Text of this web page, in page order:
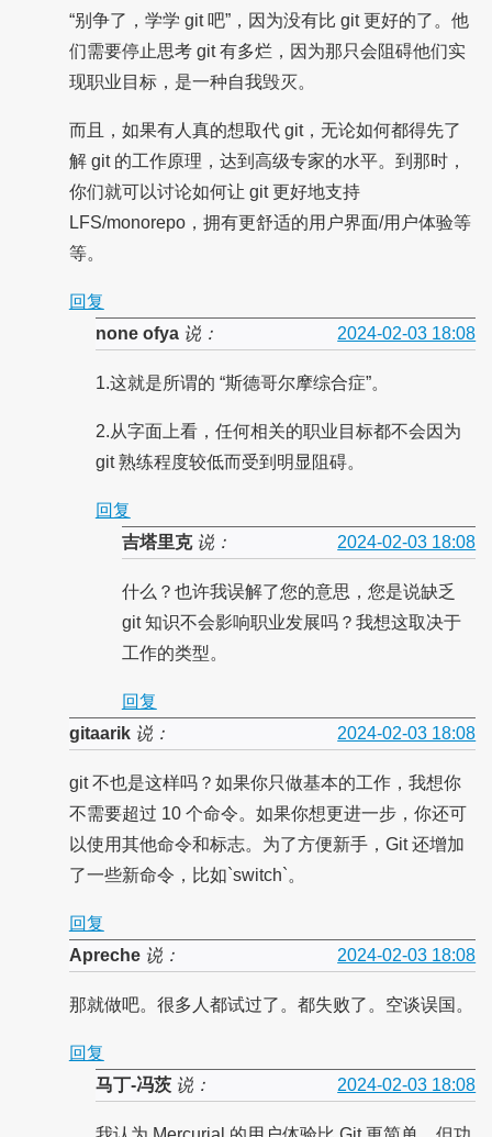
“别争了，学学 git 吧”，因为没有比 git 更好的了。他
们需要停止思考 git 有多烂，因为那只会阻碍他们实
现职业目标，是一种自我毁灭。
而且，如果有人真的想取代 git，无论如何都得先了
解 git 的工作原理，达到高级专家的水平。到那时，
你们就可以讨论如何让 git 更好地支持
LFS/monorepo，拥有更舒适的用户界面/用户体验等
等。
回复
none ofya说： 2024-02-03 18:08
1.这就是所谓的 “斯德哥尔摩综合症”。
2.从字面上看，任何相关的职业目标都不会因为
git 熟练程度较低而受到明显阻碍。
回复
吉塔里克说： 2024-02-03 18:08
什么？也许我误解了您的意思，您是说缺乏
git 知识不会影响职业发展吗？我想这取决于
工作的类型。
回复
gitaarik说： 2024-02-03 18:08
git 不也是这样吗？如果你只做基本的工作，我想你
不需要超过 10 个命令。如果你想更进一步，你还可
以使用其他命令和标志。为了方便新手，Git 还增加
了一些新命令，比如`switch`。
回复
Apreche说： 2024-02-03 18:08
那就做吧。很多人都试过了。都失败了。空谈误国。
回复
马丁-冯茨说： 2024-02-03 18:08